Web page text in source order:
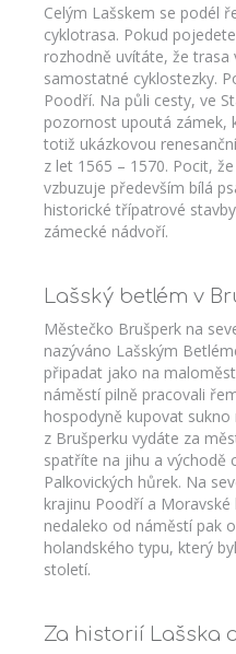
Celým Lašskem se podél
cyklotrasa. Pokud
rozhodně uvítáte, že trasa
samostatné cyklostezky.
Poodří. Na půli cesty, ve
pozornost upoutá zámek,
totiž ukázkovou
z let 1565 – 1570. Pocit,
vzbuzuje především bílá
historické třípatrové
zámecké nádvoří.
Lašský betlém v
Městečko Brušperk na
nazýváno Lašským
připadat jako na
náměstí pilně pracovali
hospodyně kupovat
z Brušperku vydáte za
spatříte na jihu a východě
Palkovických hůrek. Na
krajinu Poodří a
nedaleko od náměstí pak
holandského typu, který
století.
Za historií Lašska